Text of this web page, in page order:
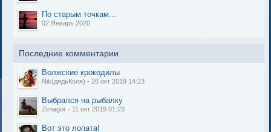
По старым точкам...
02 Январь 2020
Последние комментарии
Волжские крокодилы
Nik(дядьКоля) - 26 окт 2019 14:23
Выбрался на рыбалку
Zimagor - 11 окт 2019 01:23
Вот это лопата!